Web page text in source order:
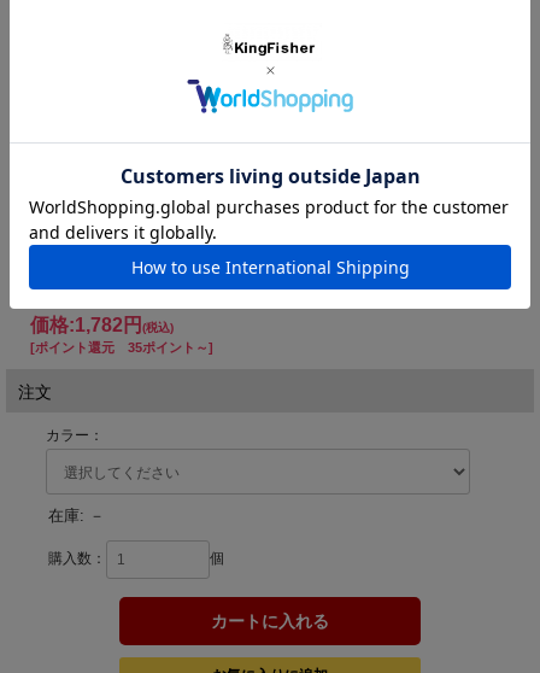
◆Length ： 64mm ◆Weight ： 8.4g ◆Hook ： ST-46 #8
SPIGP
SOGP
FGP
BKHGP
#7
CHBGP
#8
YRHGP
#9
PHCP
SカメムシGP
価格:1,782円 (税込)
[ポイント還元 35ポイント～]
注文
カラー：
在庫: －
購入数： 個